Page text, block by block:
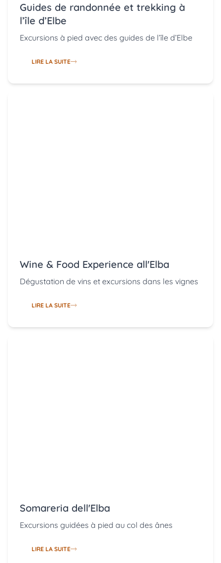
Guides de randonnée et trekking à
l’île d’Elbe
Excursions à pied avec des guides de l’île d’Elbe
LIRE LA SUITE
Wine & Food Experience all'Elba
Dégustation de vins et excursions dans les vignes
LIRE LA SUITE
Somareria dell'Elba
Excursions guidées à pied au col des ânes
LIRE LA SUITE